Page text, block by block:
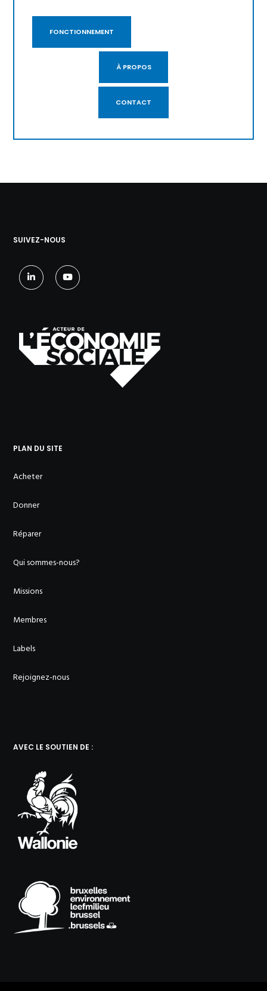
FONCTIONNEMENT
À PROPOS
CONTACT
SUIVEZ-NOUS
PLAN DU SITE
Acheter
Donner
Réparer
Qui sommes-nous?
Missions
Membres
Labels
Rejoignez-nous
AVEC LE SOUTIEN DE :